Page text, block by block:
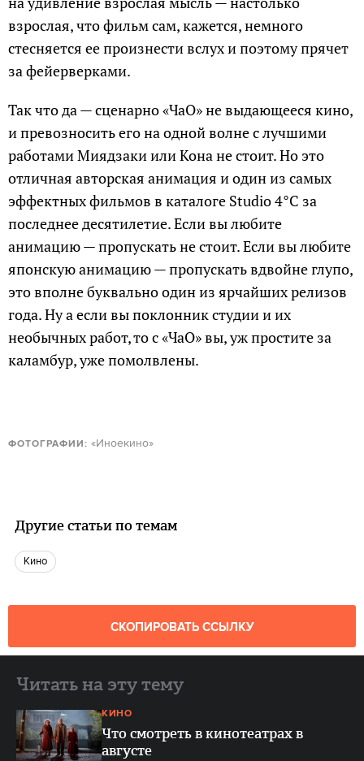
взрослая, что фильм сам, кажется, немного
стесняется ее произнести вслух и поэтому прячет
за фейерверками.
Так что да — сценарно «ЧаО» не выдающееся кино,
и превозносить его на одной волне с лучшими
работами Миядзаки или Кона не стоит. Но это
отличная авторская анимация и один из самых
эффектных фильмов в каталоге Studio 4°C за
последнее десятилетие. Если вы любите
анимацию — пропускать не стоит. Если вы любите
японскую анимацию — пропускать вдвойне глупо,
это вполне буквально один из ярчайших релизов
года. Ну а если вы поклонник студии и их
необычных работ, то с «ЧаО» вы, уж простите за
каламбур, уже помолвлены.
ФОТОГРАФИИ: «Иноекино»
Другие статьи по темам
кино
СКОПИРОВАТЬ ССЫЛКУ
Читать на эту тему
КИНО
Что смотреть в кинотеатрах в
августе